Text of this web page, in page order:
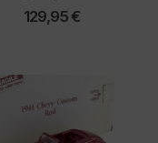
129,95 €